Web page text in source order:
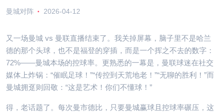
曼城对阵 2026-04-12
又一场曼城 vs 曼联直播结束了。我关掉屏幕，脑子里不是哈兰
德的那个头球，也不是福登的穿插，而是一个挥之不去的数字：
72%——曼城本场的控球率。更熟悉的一幕是，曼联球迷在社交
媒体上炸锅：“催眠足球！”“传控到天荒地老！”“无聊的胜利！”而
曼城拥趸则回敬：“这是艺术！你们不懂球！”
得，老话题了。每次曼市德比，只要曼城赢球且控球率碾压，这